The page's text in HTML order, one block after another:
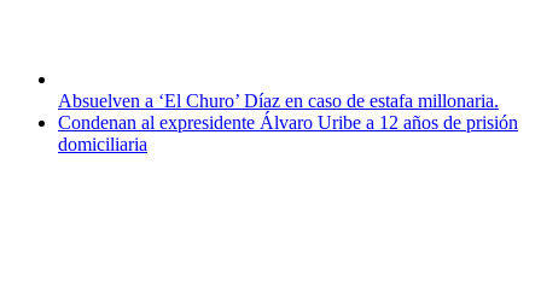
Absuelven a ‘El Churo’ Díaz en caso de estafa millonaria.
Condenan al expresidente Álvaro Uribe a 12 años de prisión
domiciliaria